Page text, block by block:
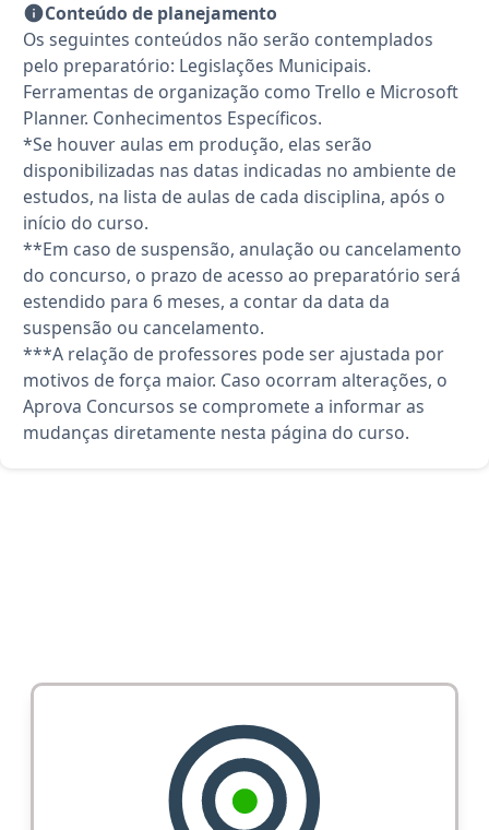
Conteúdo de planejamento
Os seguintes conteúdos não serão contemplados
pelo preparatório: Legislações Municipais.
Ferramentas de organização como Trello e Microsoft
Planner. Conhecimentos Específicos.
*Se houver aulas em produção, elas serão
disponibilizadas nas datas indicadas no ambiente de
estudos, na lista de aulas de cada disciplina, após o
início do curso.
**Em caso de suspensão, anulação ou cancelamento
do concurso, o prazo de acesso ao preparatório será
estendido para 6 meses, a contar da data da
suspensão ou cancelamento.
***A relação de professores pode ser ajustada por
motivos de força maior. Caso ocorram alterações, o
Aprova Concursos se compromete a informar as
mudanças diretamente nesta página do curso.